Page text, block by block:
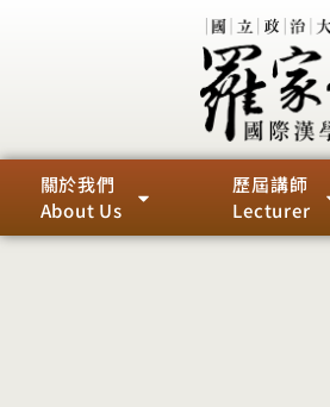
關於我們
About Us
歷屆講師
Lecturer